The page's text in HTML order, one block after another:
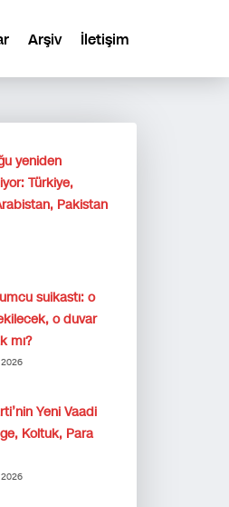
Arşiv İletişim
yeniden
Türkiye,
Pakistan
suikastı: o
o duvar
mı?
Yeni Vaadi
Koltuk, Para